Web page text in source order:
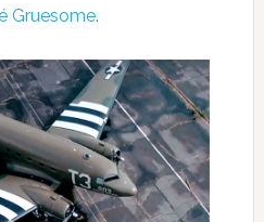
Gruesome.